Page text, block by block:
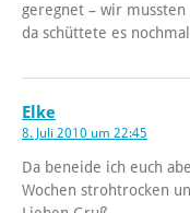
geregnet – wir mussten
da schüttete es
Elke
8. Juli 2010 um 22:45
Da beneide ich euch
Wochen strohtrocken